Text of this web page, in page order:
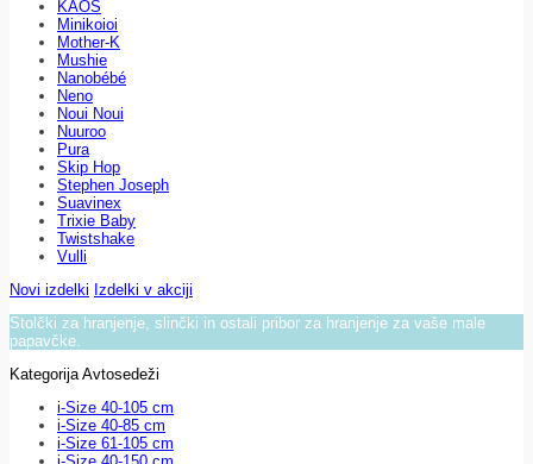
KAOS
Minikoioi
Mother-K
Mushie
Nanobébé
Neno
Noui Noui
Nuuroo
Pura
Skip Hop
Stephen Joseph
Suavinex
Trixie Baby
Twistshake
Vulli
Novi izdelki Izdelki v akciji
Stolčki za hranjenje, slinčki in ostali pribor za hranjenje za vaše male
papavčke.
Kategorija Avtosedeži
i-Size 40-105 cm
i-Size 40-85 cm
i-Size 61-105 cm